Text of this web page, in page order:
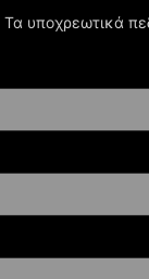
Τα υποχρεωτικά